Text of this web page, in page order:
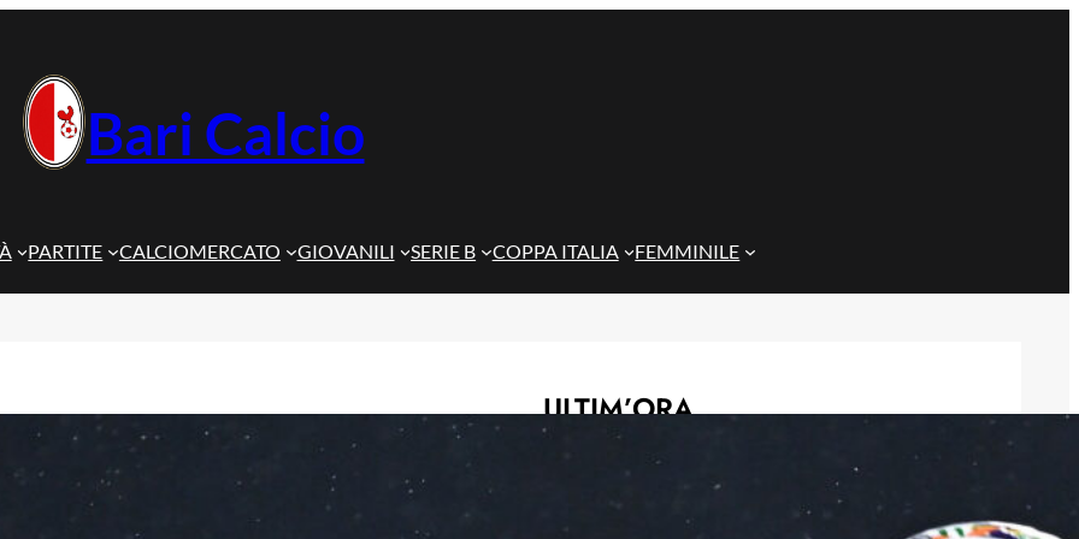
Bari Calcio
PARTITE CALCIOMERCATO GIOVANILI SERIE B COPPA ITALIA FEMMINILE
ULTIM’ORA
Gazzi e il legame con Bari: “Sempre
nel mio cuore, spero si rialzi presto”
29 Maggio 2026